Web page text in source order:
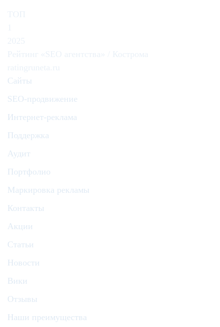
Сайты
SEO-продвижение
Интернет-реклама
Поддержка
Аудит
Портфолио
Маркировка рекламы
Контакты
Акции
Статьи
Новости
Вики
Отзывы
Наши преимущества